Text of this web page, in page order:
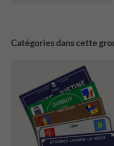
Catégories dans cette